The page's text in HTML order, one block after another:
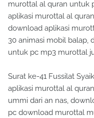
murottal al quran untuk
aplikasi murottal al
download aplikasi
30 animasi mobil balap,
untuk pc mp3 murottal
Surat ke-41 Fussilat
aplikasi murottal al
ummi dari an nas,
pc download murottal